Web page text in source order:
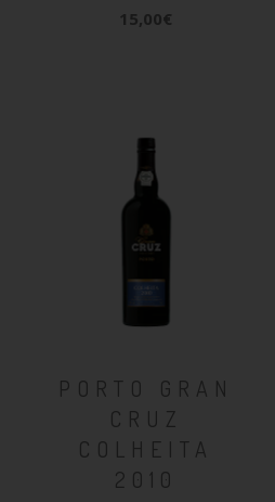
15,00€
PORTO GRAN
CRUZ
COLHEITA
2010